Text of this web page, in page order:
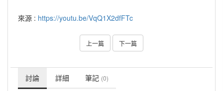
來源 : https://youtu.be/VqQ1X2dfFTc
上一篇 下一篇
討論 詳細 筆記 (0)